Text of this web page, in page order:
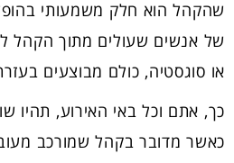
שהקהל הוא חלק משמעותי
של אנשים שעולים מתוך הקהל
או סוגסטיה, כולם מבוצעים
כך, אתם וכל באי האירוע, תהיו
כאשר מדובר בקהל שמורכב